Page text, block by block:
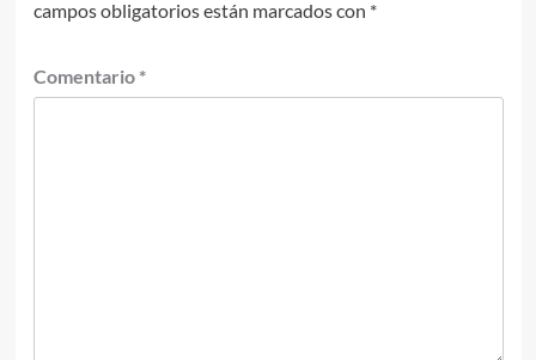
campos obligatorios están marcados con *
Comentario *